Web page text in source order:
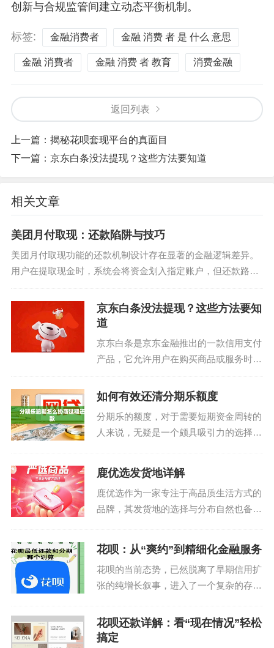
创新与合规监管间建立动态平衡机制。
标签: 金融消费者 金融 消费 者 是 什么 意思
金融 消費者 金融 消费 者 教育 消费金融
返回列表
上一篇： 揭秘花呗套现平台的真面目
下一篇： 京东白条没法提现？这些方法要知道
相关文章
美团月付取现：还款陷阱与技巧
美团月付取现功能的还款机制设计存在显著的金融逻辑差异。
用户在提取现金时，系统会将资金划入指定账户，但还款路径
成，且还款金额需覆盖本金及手续费。值得注...
京东白条没法提现？这些方法要知
道
京东白条是京东金融推出的一款信用支付
产品，它允许用户在购买商品或服务时使
际操作中，许多消费者可能会遇到一个问
简单，但实际上涉及...
如何有效还清分期乐额度
分期乐的额度，对于需要短期资金周转的
人来说，无疑是一个颇具吸引力的选择。
度应用于还款，是需要细致规划和精打细
算的。首先，需要明确...
鹿优选发货地详解
鹿优选作为一家专注于高品质生活方式的
品牌，其发货地的选择与分布自然也备受
些地方不仅便于集中管理库存，还能快速
响应全国范围内的客户...
花呗：从“爽约”到精细化金融服务
花呗的当前态势，已然脱离了早期信用扩
张的纯增长叙事，进入了一个复杂的存量
济周期下行带来的消费者观望情绪和监管
趋严的环境，迫使该信贷产品从单纯的
花呗还款详解：看“现在情况”轻松
搞定